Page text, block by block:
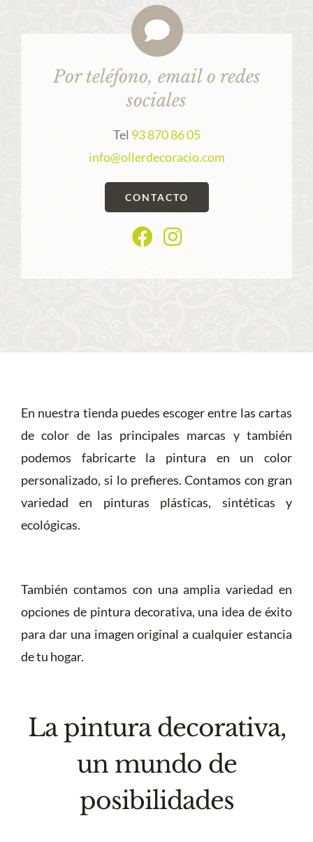
Por teléfono, email o redes
sociales
Tel 93 870 86 05
info@ollerdecoracio.com
CONTACTO
En nuestra tienda puedes escoger entre las cartas
de color de las principales marcas y también
podemos fabricarte la pintura en un color
personalizado, si lo prefieres. Contamos con gran
variedad en pinturas plásticas, sintéticas y
ecológicas.
También contamos con una amplia variedad en
opciones de pintura decorativa, una idea de éxito
para dar una imagen original a cualquier estancia
de tu hogar.
La pintura decorativa,
un mundo de
posibilidades